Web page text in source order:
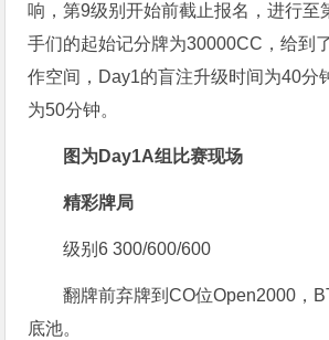
响，第9级别开始前截止报名，进行至
手们的起始记分牌为30000CC，给到
作空间，Day1的盲注升级时间为40分
为50分钟。
图为Day1A组比赛现场
精彩牌局
级别6 300/600/600
翻牌前弃牌到CO位Open2000，
底池。